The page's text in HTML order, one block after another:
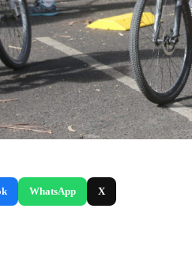
WhatsApp X